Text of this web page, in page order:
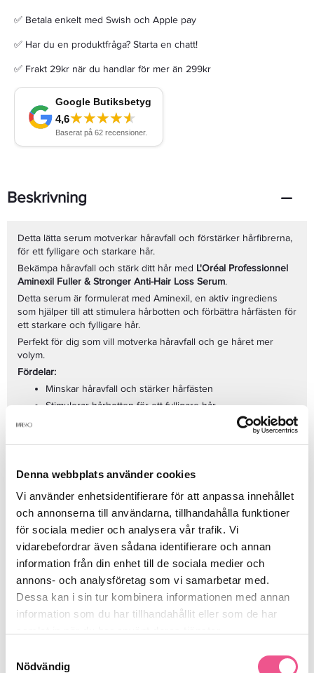
Denna webbplats använder cookies
Vi använder enhetsidentifierare för att anpassa innehållet
och annonserna till användarna, tillhandahålla funktioner
för sociala medier och analysera vår trafik. Vi
vidarebefordrar även sådana identifierare och annan
information från din enhet till de sociala medier och
annons- och analysföretag som vi samarbetar med.
Dessa kan i sin tur kombinera informationen med annan
information som du har tillhandahållit eller som de har
Nödvändig
✅ Betala enkelt med Swish och Apple pay
✅ Har du en produktfråga? Starta en chatt!
✅ Frakt 29kr när du handlar för mer än 299kr
Beskrivning
Detta lätta serum motverkar håravfall och förstärker hårfibrerna,
för ett fylligare och starkare hår.
Bekämpa håravfall och stärk ditt hår med L'Oréal Professionnel
Aminexil Fuller & Stronger Anti-Hair Loss Serum.
Detta serum är formulerat med Aminexil, en aktiv ingrediens
som hjälper till att stimulera hårbotten och förbättra hårfästen för
ett starkare och fylligare hår.
Perfekt för dig som vill motverka håravfall och ge håret mer
volym.
Fördelar:
Minskar håravfall och stärker hårfästen
Stimulerar hårbotten för ett fylligare hår
massera försiktigt. Låt verka utan att skölja.
Återuppbygg ditt hår och ge det en fylligare, starkare känsla
med varje användning!
Se mer
Produktdetaljer